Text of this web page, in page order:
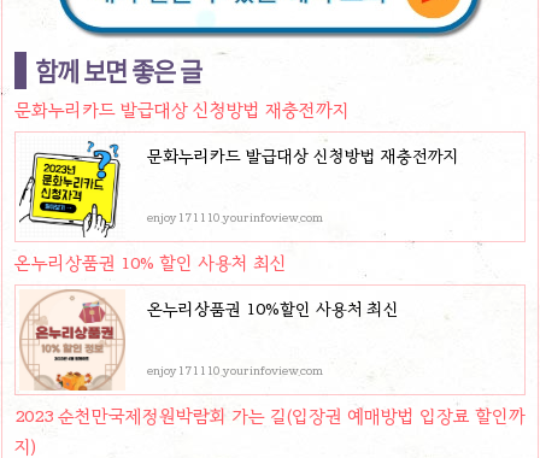
함께 보면 좋은 글
문화누리카드 발급대상 신청방법 재충전까지
문화누리카드 발급대상 신청방법 재충전까지
enjoy171110.yourinfoview.com
온누리상품권 10% 할인 사용처 최신
온누리상품권 10%할인 사용처 최신
enjoy171110.yourinfoview.com
2023 순천만국제정원박람회 가는 길(입장권 예매방법 입장료 할인까
지)